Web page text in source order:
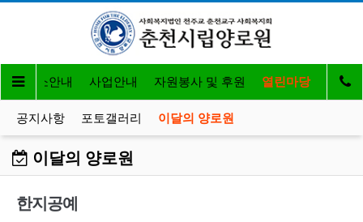
입소안내 사업안내 자원봉사 및 후원 열린마당
공지사항 포토갤러리 이달의 양로원
이달의 양로원
한지공예